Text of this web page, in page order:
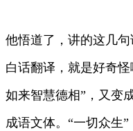
他悟道了，讲的这几
白话翻译，就是好奇
如来智慧德相”，又变
成语文体。“一切众生